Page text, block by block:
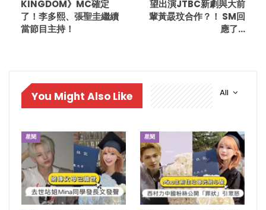
KINGDOM》MC確定
了！李多熙、張聖圭繼續
當節目主持！
望出演JTBC新劇與大前
輩黃晸玟合作？！ SM回
應了…
All
You Might Also Like
星聞 星聞